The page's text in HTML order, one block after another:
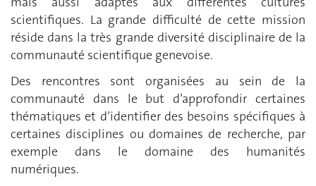
scientifiques. La grande difficulté de cette mission
réside dans la très grande diversité disciplinaire de la
communauté scientifique genevoise.
Des rencontres sont organisées au sein de la
communauté dans le but d’approfondir certaines
thématiques et d’identifier des besoins spécifiques à
certaines disciplines ou domaines de recherche, par
exemple dans le domaine des humanités
numériques.